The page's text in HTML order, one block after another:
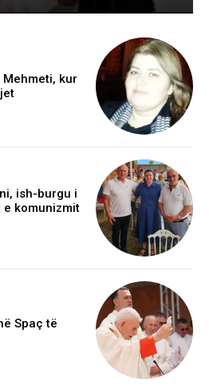
kur
ish-burgu i
komunizmit
Spaç të